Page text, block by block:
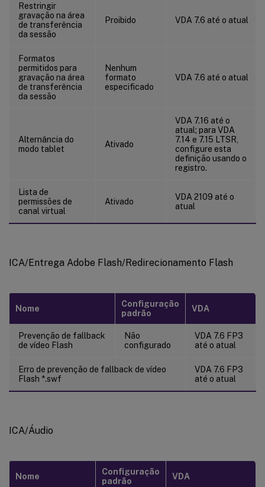
Restringir
gravação na área
de transferência
da sessão
Proibido VDA 7.6 até o atual
Formatos
permitidos para
gravação na área
de transferência
da sessão
Nenhum
formato
especificado
VDA 7.6 até o atual
Alternância do
modo tablet
Ativado
VDA 7.16 até o
atual; para VDA
7.14 e 7.15 LTSR,
configure esta
definição usando o
registro.
Lista de
permissões de
canal virtual
Ativado
VDA 2109 até o
atual
ICA/Entrega Adobe Flash/Redirecionamento Flash
Nome
Configuração
padrão
VDA
Prevenção de fallback
de vídeo Flash
Não
configurado
VDA 7.6 FP3
até o atual
Erro de prevenção de fallback de vídeo
Flash *.swf
VDA 7.6 FP3
até o atual
ICA/Áudio
Nome
Configuração
padrão
VDA
Camada de personalização do usuário
Virtual Delivery Agent
Virtual Delivery Agent/Monitoramento
IP Virtual